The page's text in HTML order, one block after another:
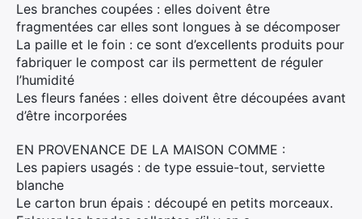
Les branches coupées : elles doivent être
fragmentées car elles sont longues à se décomposer
La paille et le foin : ce sont d’excellents produits pour
fabriquer le compost car ils permettent de réguler
l’humidité
Les fleurs fanées : elles doivent être découpées avant
d’être incorporées
EN PROVENANCE DE LA MAISON COMME :
Les papiers usagés : de type essuie-tout, serviette
blanche
Le carton brun épais : découpé en petits morceaux.